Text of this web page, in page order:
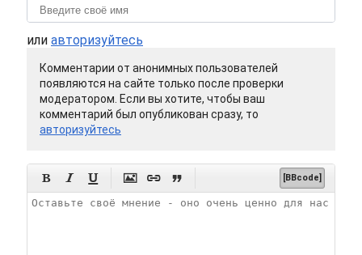
или авторизуйтесь
Комментарии от анонимных пользователей
появляются на сайте только после проверки
модератором. Если вы хотите, чтобы ваш
комментарий был опубликован сразу, то
авторизуйтесь
      [BBcode]